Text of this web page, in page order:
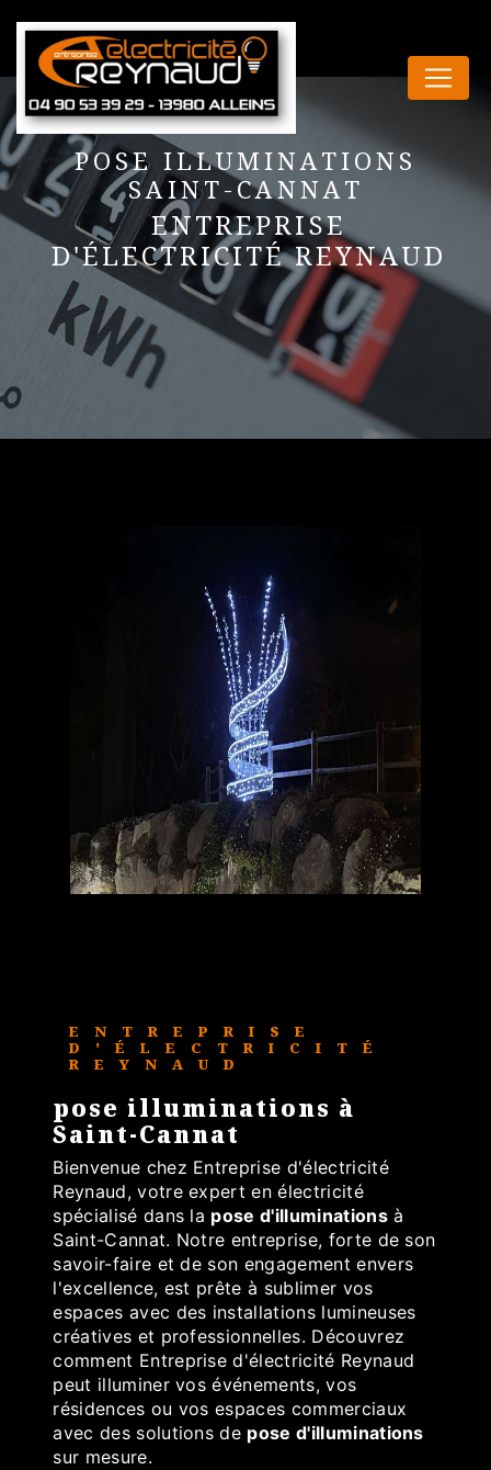
POSE ILLUMINATIONS
SAINT-CANNAT
ENTREPRISE
D'ÉLECTRICITÉ REYNAUD
ENTREPRISE
D'ÉLECTRICITÉ
REYNAUD
pose illuminations à
Saint-Cannat
Bienvenue chez Entreprise d'électricité
Reynaud, votre expert en électricité
spécialisé dans la pose d'illuminationsà
Saint-Cannat. Notre entreprise, forte de son
savoir-faire et de son engagement envers
l'excellence, est prête à sublimer vos
espaces avec des installations lumineuses
créatives et professionnelles. Découvrez
comment Entreprise d'électricité Reynaud
peut illuminer vos événements, vos
résidences ou vos espaces commerciaux
avec des solutions de pose d'illuminations
sur mesure.